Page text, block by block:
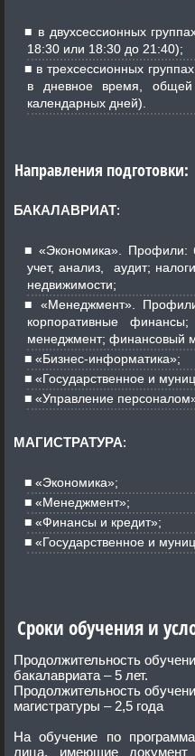
в двухсессионных
18:30 или 18:30 до 21:40);
в трехсессионных
в дневное время, общей
календарных дней).
Направления подготовки:
БАКАЛАВРИАТ:
«Экономика». Профили:
учет, анализ, аудит;
недвижимости;
«Менеджмент».
корпоративные финансы; маркетинг; производственный
менеджмент; финансовый
«Бизнес-информатика»;
«Государственное и
«Управление
МАГИСТРАТУРА:
«Экономика»;
«Менеджмент»;
«Финансы и кредит»;
«Государственное и
Сроки обучения и
Продолжительность
бакалавриата – 5 лет.
Продолжительность
магистратуры – 2,5 года
На обучение по программам бакалавриата принимаются
лица, имеющие документ государственного образца о